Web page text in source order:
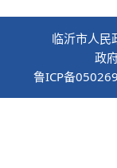
临沂市人民
政
鲁ICP备